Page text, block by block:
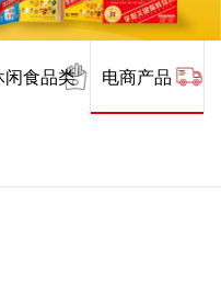
闲食品类 电商产品